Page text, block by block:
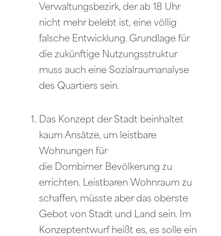
Verwaltungsbezirk, der ab 18 Uhr
nicht mehr belebt ist, eine völlig
falsche Entwicklung. Grundlage für
die zukünftige Nutzungsstruktur
muss auch eine Sozialraumanalyse
des Quartiers sein.
Das Konzept der Stadt beinhaltet
kaum Ansätze, um leistbare
Wohnungen für
die Dornbirner Bevölkerung zu
errichten. Leistbaren Wohnraum zu
schaffen, müsste aber das oberste
Gebot von Stadt und Land sein. Im
Konzeptentwurf heißt es, es solle ein